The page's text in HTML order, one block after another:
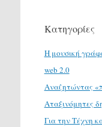
Κατηγορίες
H μουσική
web 2.0
Αναζητώντας
Αταξινόμητες
Για την Τέχνη